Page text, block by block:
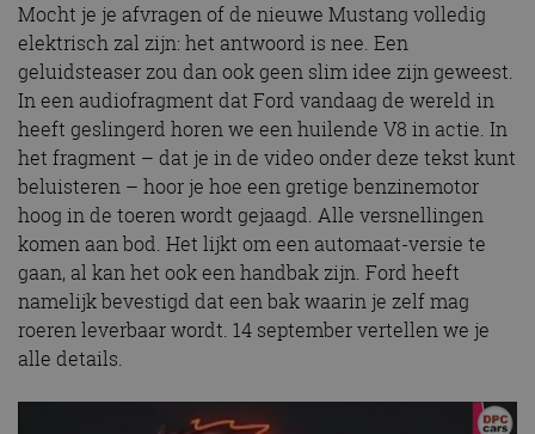
Mocht je je afvragen of de nieuwe Mustang volledig
elektrisch zal zijn: het antwoord is nee. Een
geluidsteaser zou dan ook geen slim idee zijn geweest.
In een audiofragment dat Ford vandaag de wereld in
heeft geslingerd horen we een huilende V8 in actie. In
het fragment – dat je in de video onder deze tekst kunt
beluisteren – hoor je hoe een gretige benzinemotor
hoog in de toeren wordt gejaagd. Alle versnellingen
komen aan bod. Het lijkt om een automaat-versie te
gaan, al kan het ook een handbak zijn. Ford heeft
namelijk bevestigd dat een bak waarin je zelf mag
roeren leverbaar wordt. 14 september vertellen we je
alle details.